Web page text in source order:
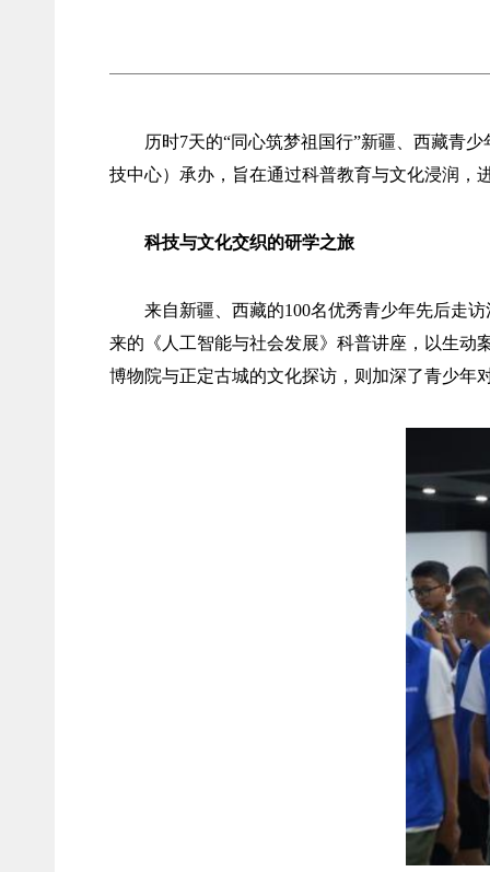
历时7天的“同心筑梦祖国行”新疆、西藏青
技中心）承办，旨在通过科普教育与文化浸润，
科技与文化交织的研学之旅
来自新疆、西藏的100名优秀青少年先后走
来的《人工智能与社会发展》科普讲座，以生动
博物院与正定古城的文化探访，则加深了青少年